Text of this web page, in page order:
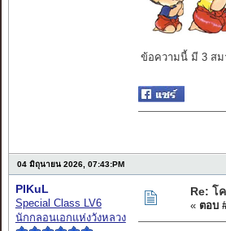
ข้อความนี้ มี 3 ส
04 มิถุนายน 2026, 07:43:PM
PIKuL
Special Class LV6
นักกลอนเอกแห่งวังหลวง
Re: โ
« ตอบ